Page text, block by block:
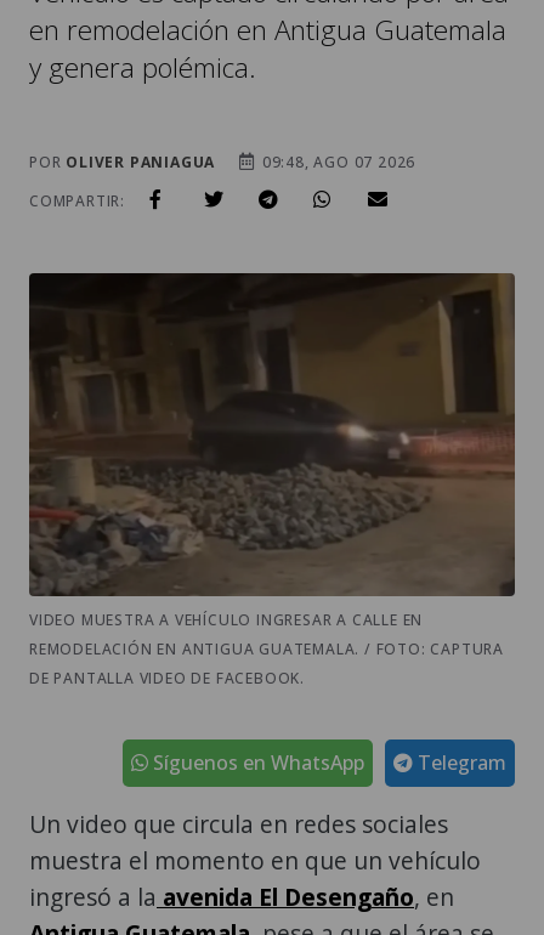
en remodelación en Antigua Guatemala
y genera polémica.
POR OLIVER PANIAGUA
09:48, AGO 07 2026
COMPARTIR:
VIDEO MUESTRA A VEHÍCULO INGRESAR A CALLE EN
REMODELACIÓN EN ANTIGUA GUATEMALA. / FOTO: CAPTURA
DE PANTALLA VIDEO DE FACEBOOK.
Telegram
Síguenos en WhatsApp
Un video que circula en redes sociales
muestra el momento en que un vehículo
ingresó a la avenida El Desengaño, en